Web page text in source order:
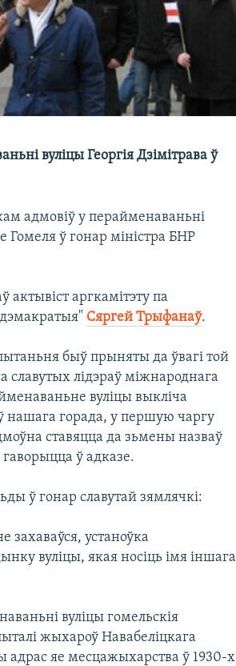
вуліцы Георгія Дзімітрава ў
адмовіў у перайменаваньні
Гомеля ў гонар міністра БНР
аргкамітэту па
дэмакратыя" Сяргей Трыфанаў.
быў прыняты да ўвагі той
славутых лідэраў міжнароднага
вуліцы выкліча
горада, у першую чаргу
ставяцца да зьмены назваў
ў адказе.
ў гонар славутай зямлячкі:
захаваўся, устаноўка
вуліцы, якая носіць імя іншага
вуліцы гомельскія
жыхароў Навабеліцкага
адрас яе месцажыхарства ў 1930-х